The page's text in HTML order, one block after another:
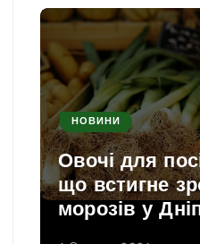
НОВИНИ
Овочі для
що встигне
морозів у